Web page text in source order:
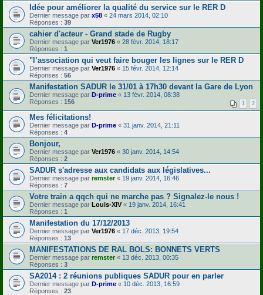
Idée pour améliorer la qualité du service sur le RER D
Dernier message par x58 « 24 mars 2014, 02:10
Réponses : 39
cahier d'acteur - Grand stade de Rugby
Dernier message par Ver1976 « 28 févr. 2014, 18:17
Réponses : 1
"l’association qui veut faire bouger les lignes sur le RER D
Dernier message par Ver1976 « 15 févr. 2014, 12:14
Réponses : 56
Manifestation SADUR le 31/01 à 17h30 devant la Gare de Lyon
Dernier message par D-prime « 13 févr. 2014, 08:38
Réponses : 156 1 2
Mes félicitations!
Dernier message par D-prime « 31 janv. 2014, 21:11
Réponses : 4
Bonjour,
Dernier message par Ver1976 « 30 janv. 2014, 14:54
Réponses : 2
SADUR s'adresse aux candidats aux législatives...
Dernier message par remster« 19 janv. 2014, 16:46
Réponses : 7
Votre train a qqch qui ne marche pas ? Signalez-le nous !
Dernier message par Louis-XIV « 19 janv. 2014, 16:41
Réponses : 1
Manifestation du 17/12/2013
Dernier message par Ver1976 « 17 déc. 2013, 19:54
Réponses : 13
MANIFESTATIONS DE RAL BOLS: BONNETS VERTS
Dernier message par remster « 13 déc. 2013, 00:35
Réponses : 3
SA2014 : 2 réunions publiques SADUR pour en parler
Dernier message par D-prime « 10 déc. 2013, 16:59
Réponses : 23